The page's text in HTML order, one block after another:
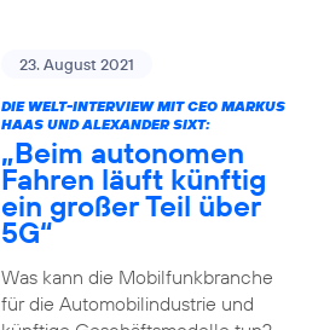
23. August 2021
DIE WELT-INTERVIEW MIT CEO MARKUS
HAAS UND ALEXANDER SIXT:
„Beim autonomen
Fahren läuft künftig
ein großer Teil über
5G“
Was kann die Mobilfunkbranche
für die Automobilindustrie und